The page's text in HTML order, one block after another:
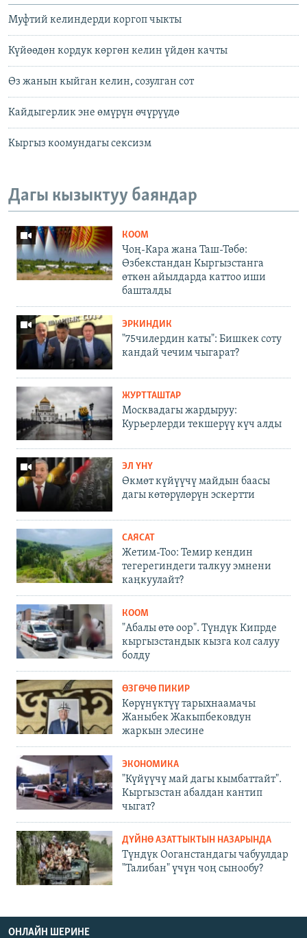
Муфтий келиндерди коргоп чыкты
Күйөөдөн кордук көргөн келин үйдөн качты
Өз жанын кыйган келин, созулган сот
Кайдыгерлик эне өмүрүн өчүрүүдө
Кыргыз коомундагы сексизм
Дагы кызыктуу баяндар
КООМ
Чоң-Кара жана Таш-Төбө:
Өзбекстандан Кыргызстанга
өткөн айылдарда каттоо иши
башталды
ЭРКИНДИК
"75чилердин каты": Бишкек соту
кандай чечим чыгарат?
ЖУРТТАШТАР
Москвадагы жардыруу:
Курьерлерди текшерүү күч алды
ЭЛ ҮНҮ
Өкмөт күйүүчү майдын баасы
дагы көтөрүлөрүн эскертти
САЯСАТ
Жетим-Тоо: Темир кендин
тегерегиндеги талкуу эмнени
каңкуулайт?
КООМ
"Абалы өтө оор". Түндүк Кипрде
кыргызстандык кызга кол салуу
болду
ӨЗГӨЧӨ ПИКИР
Көрүнүктүү тарыхнаамачы
Жаныбек Жакыпбековдун
жаркын элесине
ЭКОНОМИКА
"Күйүүчү май дагы кымбаттайт".
Кыргызстан абалдан кантип
чыгат?
ДҮЙНӨ АЗАТТЫКТЫН НАЗАРЫНДА
Түндүк Ооганстандагы чабуулдар
"Талибан" үчүн чоң сынообу?
ОНЛАЙН ШЕРИНЕ